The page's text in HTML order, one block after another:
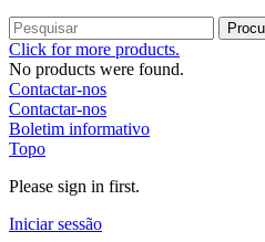
Click for more products.
No products were found.
Contactar-nos
Contactar-nos
Boletim informativo
Topo
Please sign in first.
Iniciar sessão